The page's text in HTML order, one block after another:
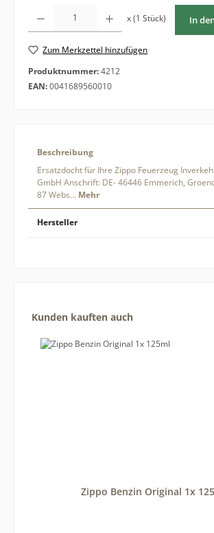
x (1 Stück) In
Zum Merkzettel hinzufügen
Produktnummer:4212
EAN:0041689560010
Beschreibung
Ersatzdocht für Ihre Zippo Feuerzeug
GmbH Anschrift: DE- 46446 Emmerich,
87 Webs… Mehr
Hersteller
Produktgalerie überspringen
Kunden kauften auch
Zippo Benzin Original 1x